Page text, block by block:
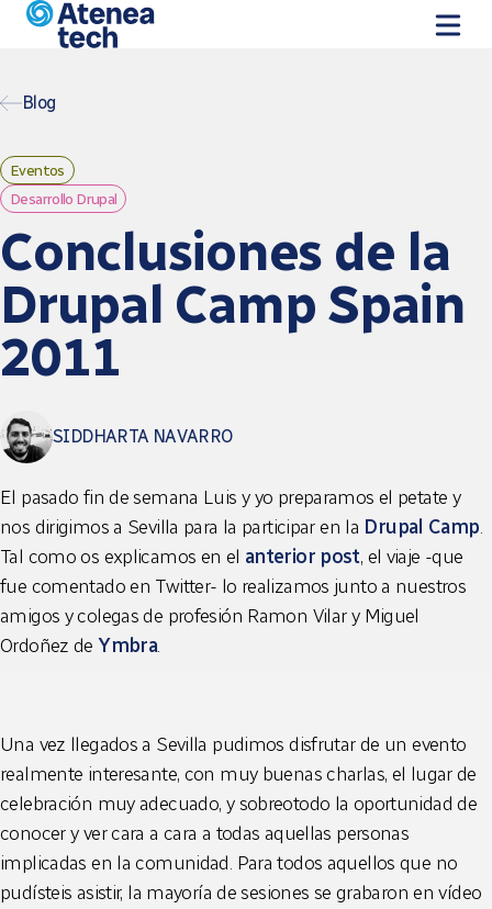
Pasar al contenido principal
Blog
Eventos
Desarrollo Drupal
Conclusiones de la
Drupal Camp Spain
2011
SIDDHARTA NAVARRO
El pasado fin de semana Luis y yo preparamos el petate y
nos dirigimos a Sevilla para la participar en la Drupal Camp.
Tal como os explicamos en el anterior post, el viaje -que
fue comentado en Twitter- lo realizamos junto a nuestros
amigos y colegas de profesión Ramon Vilar y Miguel
Ordoñez deYmbra.
Una vez llegados a Sevilla pudimos disfrutar de un evento
realmente interesante, con muy buenas charlas, el lugar de
celebración muy adecuado, y sobreotodo la oportunidad de
conocer y ver cara a cara a todas aquellas personas
implicadas en la comunidad. Para todos aquellos que no
pudísteis asistir, la mayoría de sesiones se grabaron en vídeo